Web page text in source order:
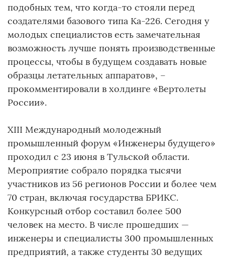
подобных тем, что когда-то стояли перед
создателями базового типа Ка-226. Сегодня у
молодых специалистов есть замечательная
возможность лучше понять производственные
процессы, чтобы в будущем создавать новые
образцы летательных аппаратов», –
прокомментировали в холдинге «Вертолеты
России».
XIII Международный молодежный
промышленный форум «Инженеры будущего»
проходил с 23 июня в Тульской области.
Мероприятие собрало порядка тысячи
участников из 56 регионов России и более чем
70 стран, включая государства БРИКС.
Конкурсный отбор составил более 500
человек на место. В числе прошедших —
инженеры и специалисты 300 промышленных
предприятий, а также студенты 30 ведущих